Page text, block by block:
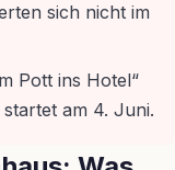
sich nicht im
Pott ins Hotel“
am 4. Juni.